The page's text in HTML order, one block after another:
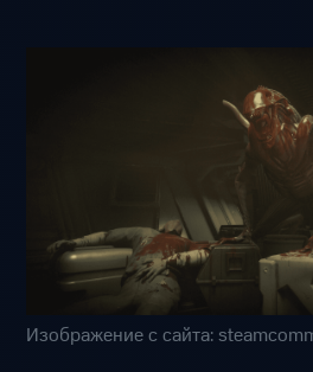
Изображение с сайта: